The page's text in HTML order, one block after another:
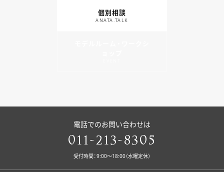
個別相談
ANATA.TALK
電話でのお問い合わせは
011-213-8305
受付時間：9:00〜18:00（水曜定休）